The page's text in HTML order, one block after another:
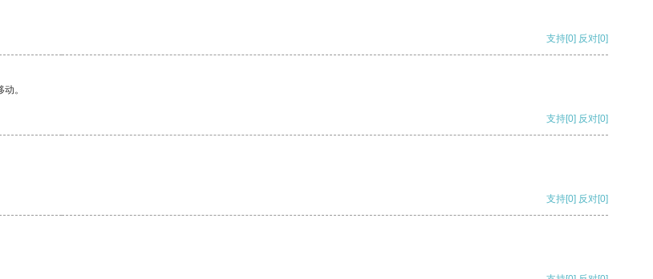
支持[0] 反对[0]
。
支持[0] 反对[0]
支持[0] 反对[0]